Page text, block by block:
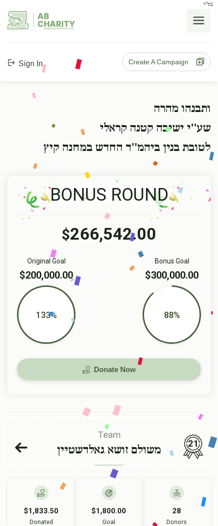
בס"ד
AB
CHARITY
powerd by ahblicklive.com
Sign In Create A Campaign
ותבנהו מהרה
שע''י ישיבה קטנה קראלי
לטובת בנין ביהמ''ד החדש במחנה קיץ
BONUS ROUND
$266,542.00
Bonus Goal
$300,000.00
88%
Original Goal
$200,000.00
133%
Donate Now
Team
משולם זושא גאלדשטיין
21
$1,833.50
Donated
$1,800.00
Goal
28
Donors